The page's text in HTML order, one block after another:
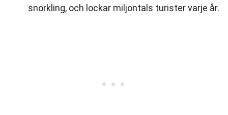
snorkling, och lockar miljontals turister varje år.